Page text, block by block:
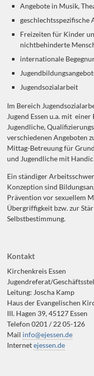
Angebote in Musik,
geschlechtsspezifische
Freizeiten für Kinder
nichtbehinderte
internationale
Jugendsozialarbeit
Im Bereich
Jugend Essen u.a. mit
Jugendliche,
verschiedenen Angeboten
Mittag-Betreuung für
und Jugendliche mit
Ein ständiger
Konzeption sind
Prävention vor sexuellem
Übergriffigkeit bzw. zur
Selbstbestimmung.
Kontakt
Kirchenkreis Essen
Jugendreferat/
Leitung: Joscha Kamp
Haus der Evangelischen
III. Hagen 39, 45127 Essen
Telefon 0201 / 22 05-126
Mail info@ejessen.de
Internetejessen.de